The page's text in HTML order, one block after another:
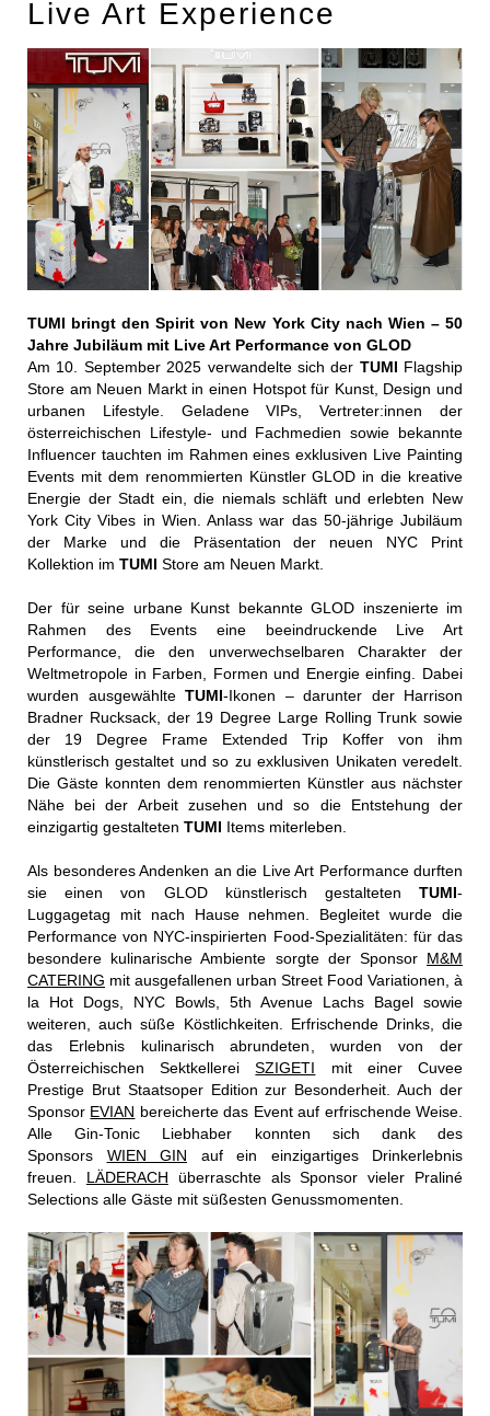
Live Art Experience
TUMI bringt den Spirit von New York City nach Wien – 50
Jahre Jubiläum mit Live Art Performance von GLOD
Am 10. September 2025 verwandelte sich der TUMI Flagship
Store am Neuen Markt in einen Hotspot für Kunst, Design und
urbanen Lifestyle. Geladene VIPs, Vertreter:innen der
österreichischen Lifestyle- und Fachmedien sowie bekannte
Influencer tauchten im Rahmen eines exklusiven Live Painting
Events mit dem renommierten Künstler GLOD in die kreative
Energie der Stadt ein, die niemals schläft und erlebten New
York City Vibes in Wien. Anlass war das 50-jährige Jubiläum
der Marke und die Präsentation der neuen NYC Print
Kollektion im TUMI Store am Neuen Markt.
Der für seine urbane Kunst bekannte GLOD inszenierte im
Rahmen des Events eine beeindruckende Live Art
Performance, die den unverwechselbaren Charakter der
Weltmetropole in Farben, Formen und Energie einfing. Dabei
wurden ausgewählte TUMI-Ikonen – darunter der Harrison
Bradner Rucksack, der 19 Degree Large Rolling Trunk sowie
der 19 Degree Frame Extended Trip Koffer von ihm
künstlerisch gestaltet und so zu exklusiven Unikaten veredelt.
Die Gäste konnten dem renommierten Künstler aus nächster
Nähe bei der Arbeit zusehen und so die Entstehung der
einzigartig gestalteten TUMI Items miterleben.
Als besonderes Andenken an die Live Art Performance durften
sie einen von GLOD künstlerisch gestalteten TUMI-
Luggagetag mit nach Hause nehmen. Begleitet wurde die
Performance von NYC-inspirierten Food-Spezialitäten: für das
besondere kulinarische Ambiente sorgte der Sponsor M&M
CATERING mit ausgefallenen urban Street Food Variationen, à
la Hot Dogs, NYC Bowls, 5th Avenue Lachs Bagel sowie
weiteren, auch süße Köstlichkeiten. Erfrischende Drinks, die
das Erlebnis kulinarisch abrundeten, wurden von der
Österreichischen SektkellereiSZIGETI mit einer Cuvee
Prestige Brut Staatsoper Edition zur Besonderheit. Auch der
Sponsor EVIAN bereicherte das Event auf erfrischende Weise.
Alle Gin-Tonic Liebhaber konnten sich dank des
Sponsors WIEN GIN
auf ein einzigartiges Drinkerlebnis
freuen. LÄDERACH überraschte als Sponsor vieler Praliné
Selections alle Gäste mit süßesten Genussmomenten.